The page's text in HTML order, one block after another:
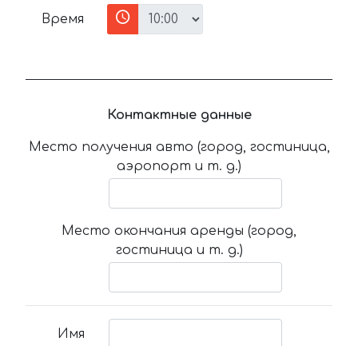
Время
Контактные данные
Место получения авто (город, гостиница,
аэропорт и т. д.)
Место окончания аренды (город,
гостиница и т. д.)
Имя